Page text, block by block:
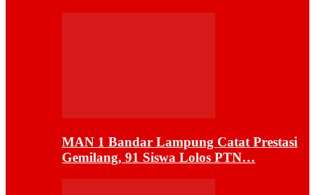
MAN 1 Bandar Lampung Catat Prestasi
Gemilang, 91 Siswa Lolos PTN…